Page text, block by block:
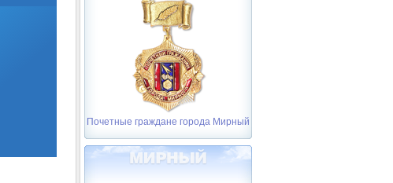
Почетные граждане города Мирный